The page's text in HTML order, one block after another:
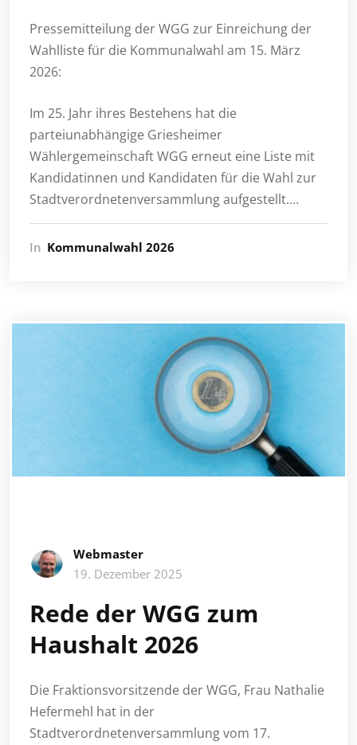
Pressemitteilung der WGG zur Einreichung der
Wahlliste für die Kommunalwahl am 15. März
2026:
Im 25. Jahr ihres Bestehens hat die
parteiunabhängige Griesheimer
Wählergemeinschaft WGG erneut eine Liste mit
Kandidatinnen und Kandidaten für die Wahl zur
Stadtverordnetenversammlung aufgestellt.…
In Kommunalwahl 2026
Webmaster
19. Dezember 2025
Rede der WGG zum
Haushalt 2026
Die Fraktionsvorsitzende der WGG, Frau Nathalie
Hefermehl hat in der
Stadtverordnetenversammlung vom 17.